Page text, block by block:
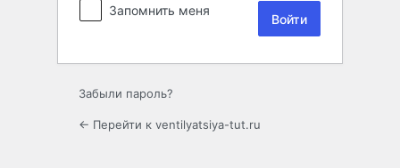
Запомнить меня
Забыли пароль?
← Перейти к ventilyatsiya-tut.ru